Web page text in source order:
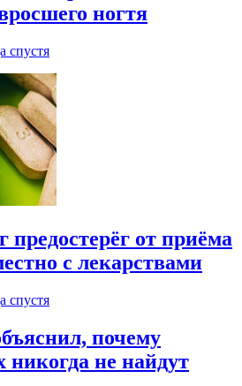
ногтя
спустя
предостерёг от приёма
с лекарствами
спустя
почему
никогда не найдут